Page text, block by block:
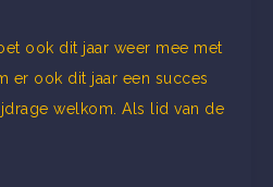
ook dit jaar weer mee met
er ook dit jaar een succes
welkom. Als lid van de